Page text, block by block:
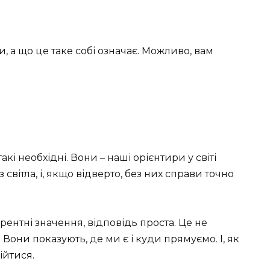
а що це таке собі означає. Можливо, вам
необхідні. Вони – наші орієнтири у світі
і, якщо відверто, без них справи точно
значення, відповідь проста. Це не
Вони показують, де ми є і куди прямуємо. І, як